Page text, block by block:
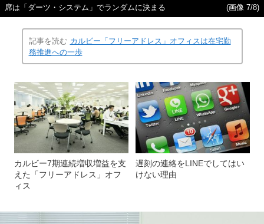
席は「ダーツ・システム」でランダムに決まる (画像 7/8)
記事を読む カルビー「フリーアドレス」オフィスは在宅勤
務推進への一歩
カルビー7期連続増収増益を支
えた「フリーアドレス」オフ
ィス
遅刻の連絡をLINEでしてはい
けない理由